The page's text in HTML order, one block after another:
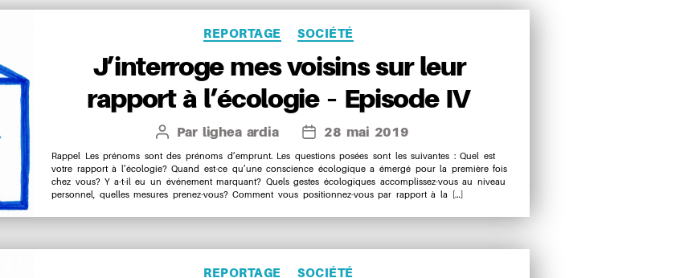
Catégories
REPORTAGE SOCIÉTÉ
J’interroge mes voisins sur leur
rapport à l’écologie – Episode IV
Auteur
de
l’article
Par lighea ardia
Date
de
l’article
28 mai 2019
Rappel Les prénoms sont des prénoms d’emprunt. Les questions posées sont les suivantes : Quel est
votre rapport à l’écologie? Quand est-ce qu’une conscience écologique a émergé pour la première fois
chez vous? Y a-t-il eu un événement marquant? Quels gestes écologiques accomplissez-vous au niveau
personnel, quelles mesures prenez-vous? Comment vous positionnez-vous par rapport à la […]
Catégories
REPORTAGE SOCIÉTÉ